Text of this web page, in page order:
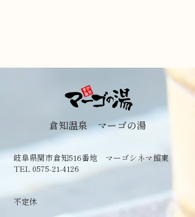
倉知温泉 マーゴの湯
岐阜県関市倉知516番地 マーゴシネマ館東
TEL 0575-21-4126
​不定休